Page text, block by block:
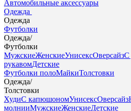
Автомобильные аксессуары
Одежда
Одежда
Футболки
Одежда/
Футболки
МужскиеЖенскиеУнисексОверсайзС
рукавомДетские
Футболки полоМайкиТолстовки
Одежда/
Толстовки
ХудиС капюшономУнисексОверсайз
молнииМужскиеЖенскиеДетские